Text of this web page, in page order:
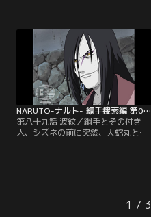
四代目でも習得に数年を要したとい
う。第一段階はチャクラの流れで水
風船を割ること。一見、簡単そうに
見える修業だが、はたしてナルトは
クリアすることができるのか…！？
【提供：バンダイチャンネル】
NARUTO-ナルト- 綱手捜索編 第089話
第八十九話 波紋／綱手とその付き
人、シズネの前に突然、大蛇丸とカ
悲しい過去を利用した卑怯な取引条
件を用意していた…。【提供：バン
1